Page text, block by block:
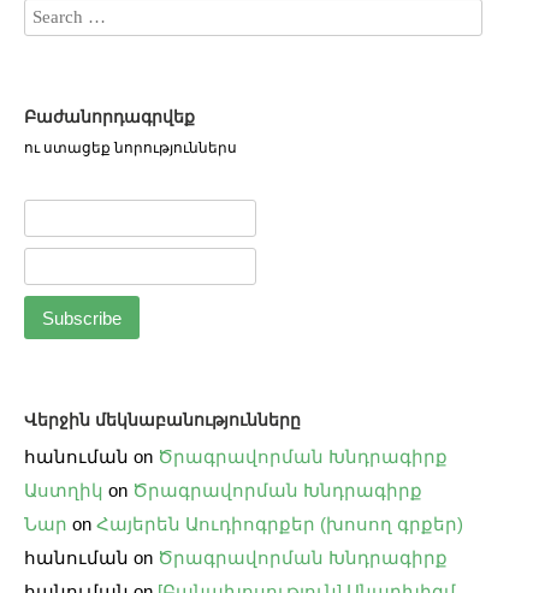
Բաժանորդագրվեք
ու ստացեք նորություններս
Վերջին մեկնաբանությունները
հանուման on Ծրագրավորման Խնդրագիրք
Աստղիկ on Ծրագրավորման Խնդրագիրք
Նար on Հայերեն Աուդիոգրքեր (խոսող գրքեր)
հանուման on Ծրագրավորման Խնդրագիրք